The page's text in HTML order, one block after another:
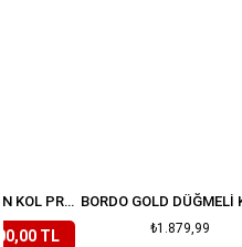
LILA ÇIÇEKLI BALON KOL PREMIUM TAKIM
TL ₺1.879,99